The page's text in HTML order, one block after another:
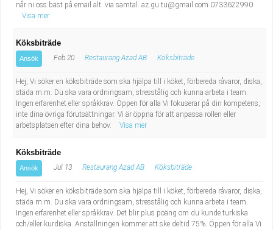
når ni oss bäst på email alt. via samtal. az.gu.tu@gmail.com 0733622990
Visa mer
Köksbiträde
Ansök Feb 20 Restaurang Azad AB Köksbiträde
Hej, Vi söker en köksbiträde som ska hjälpa till i köket, förbereda råvaror, diska,
städa m.m. Du ska vara ordningsam, stresstålig och kunna arbeta i team.
Ingen erfarenhet eller språkkrav. Öppen för alla Vi fokuserar på din kompetens,
inte dina övriga förutsättningar. Vi är öppna för att anpassa rollen eller
arbetsplatsen efter dina behov.
Visa mer
Köksbiträde
Ansök Jul 13 Restaurang Azad AB Köksbiträde
Hej, Vi söker en köksbiträde som ska hjälpa till i köket, förbereda råvaror, diska,
städa m.m. Du ska vara ordningsam, stresstålig och kunna arbeta i team.
Ingen erfarenhet eller språkkrav. Det blir plus poäng om du kunde turkiska
och/eller kurdiska. Anställningen kommer att ske deltid 75%. Öppen för alla Vi